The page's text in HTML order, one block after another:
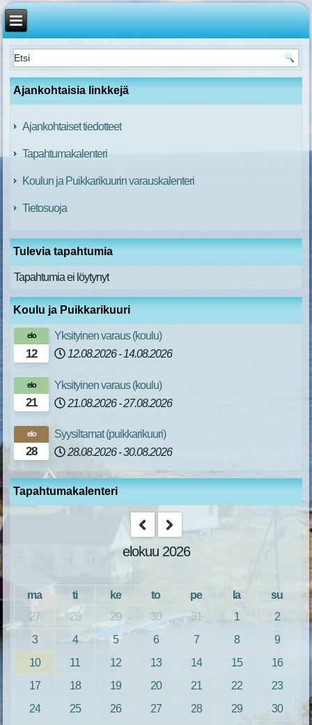
Ajankohtaisia linkkejä
Ajankohtaiset tiedotteet
Tapahtumakalenteri
Koulun ja Puikkarikuurin varauskalenteri
Tietosuoja
Tulevia tapahtumia
Tapahtumia ei löytynyt
Koulu ja Puikkarikuuri
12
elo
Yksityinen varaus (koulu)
12.08.2026 - 14.08.2026
21
elo
Yksityinen varaus (koulu)
21.08.2026 - 27.08.2026
28
elo
Syysiltamat (puikkarikuuri)
28.08.2026 - 30.08.2026
Tapahtumakalenteri
elokuu 2026
ma ti ke to pe la
su
27
28 29 30 31 1
2
3
4 5 6 7 8
9
10
11 12 13 14 15
16
17
18 19 20 21 22
23
24
25 26 27 28 29
30